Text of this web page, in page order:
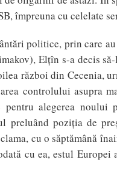
împreuna cu celelate
politice, prin care
Elţîn s-a decis
război din Cecenia,
controlului asupra
pentru alegerea
preluând poziţia de
cu o săptămână
cu ea, estul Europei